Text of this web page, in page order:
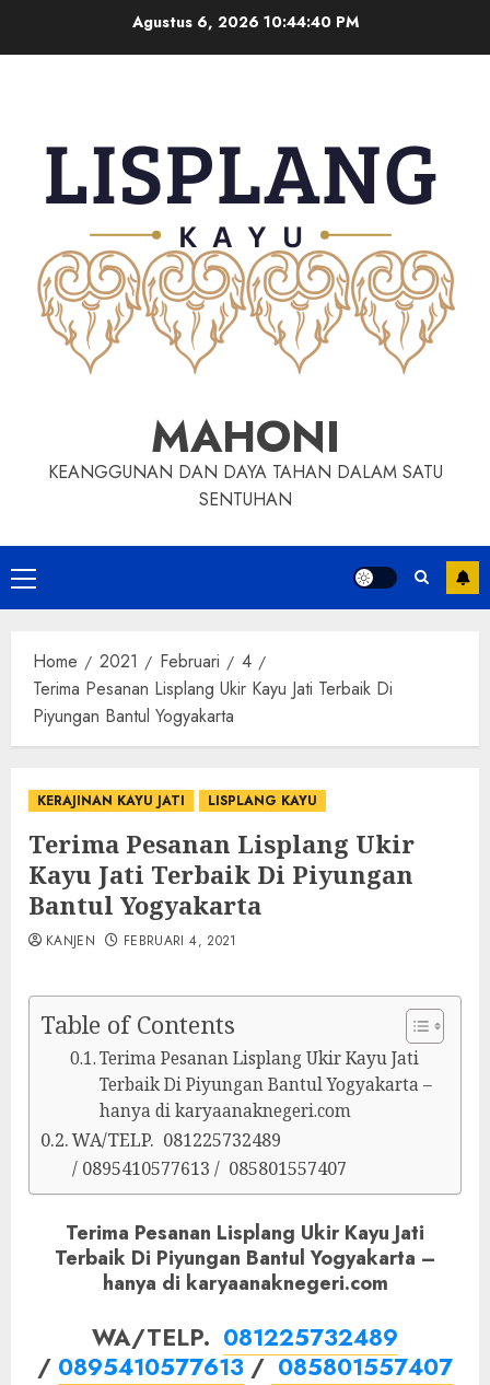
Agustus 6, 202610:44:41 PM
MAHONI
KEANGGUNAN DAN DAYA TAHAN DALAM SATU
SENTUHAN
Home 2021 Februari
4
Terima Pesanan Lisplang Ukir Kayu Jati Terbaik Di
Piyungan Bantul Yogyakarta
KERAJINAN KAYU JATI LISPLANG KAYU
Terima Pesanan Lisplang Ukir
Kayu Jati Terbaik Di Piyungan
Bantul Yogyakarta
KANJEN FEBRUARI 4, 2021
Table of Contents
Terima Pesanan Lisplang Ukir Kayu Jati
Terbaik Di Piyungan Bantul Yogyakarta –
hanya di karyaanaknegeri.com
WA/TELP. 081225732489
/ 0895410577613 / 085801557407
Terima Pesanan Lisplang Ukir Kayu Jati
Terbaik Di Piyungan Bantul Yogyakarta –
hanya di karyaanaknegeri.com
WA/TELP. 081225732489
/ 0895410577613/085801557407